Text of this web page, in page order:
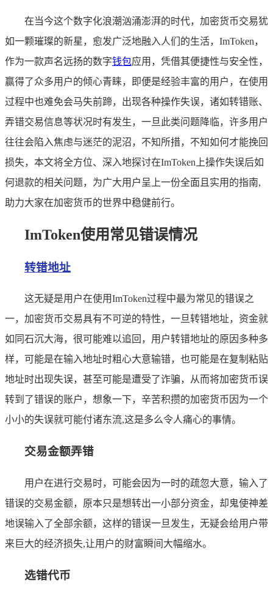
在当今这个数字化浪潮汹涌澎湃的时代，加密货币交易犹
如一颗璀璨的新星，愈发广泛地融入人们的生活，ImToken，
作为一款声名远扬的数字钱包应用，凭借其便捷性与安全性，
赢得了众多用户的倾心青睐，即便是经验丰富的用户，在使用
过程中也难免会马失前蹄，出现各种操作失误，诸如转错账、
弄错交易信息等状况时有发生，一旦此类问题降临，许多用户
往往会陷入焦虑与迷茫的泥沼，不知所措，不知如何才能挽回
损失，本文将全方位、深入地探讨在ImToken上操作失误后如
何退款的相关问题，为广大用户呈上一份全面且实用的指南,
助力大家在加密货币的世界中稳健前行。
ImToken使用常见错误情况
转错地址
这无疑是用户在使用ImToken过程中最为常见的错误之
一，加密货币交易具有不可逆的特性，一旦转错地址，资金就
如同石沉大海，很可能难以追回，用户转错地址的原因多种多
样，可能是在输入地址时粗心大意输错，也可能是在复制粘贴
地址时出现失误，甚至可能是遭受了诈骗，从而将加密货币误
转到了错误的账户，想象一下，辛苦积攒的加密货币因为一个
小小的失误就可能付诸东流,这是多么令人痛心的事情。
交易金额弄错
用户在进行交易时，可能会因为一时的疏忽大意，输入了
错误的交易金额，原本只是想转出一小部分资金，却鬼使神差
地误输入了全部余额，这样的错误一旦发生，无疑会给用户带
来巨大的经济损失,让用户的财富瞬间大幅缩水。
选错代币